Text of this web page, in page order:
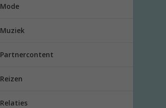
Mode
Muziek
Partnercontent
Reizen
Relaties